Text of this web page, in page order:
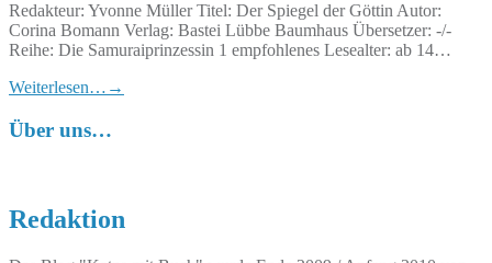
Redakteur: Yvonne Müller Titel: Der Spiegel der Göttin Autor:
Corina Bomann Verlag: Bastei Lübbe Baumhaus Übersetzer: -/-
Reihe: Die Samuraiprinzessin 1 empfohlenes Lesealter: ab 14…
Weiterlesen… →
Über uns…
Redaktion